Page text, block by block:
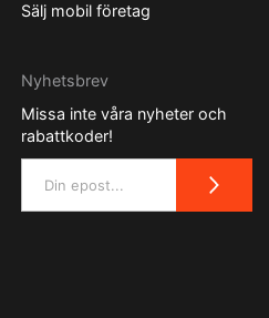
Sälj mobil företag
Nyhetsbrev
Missa inte våra nyheter och
rabattkoder!